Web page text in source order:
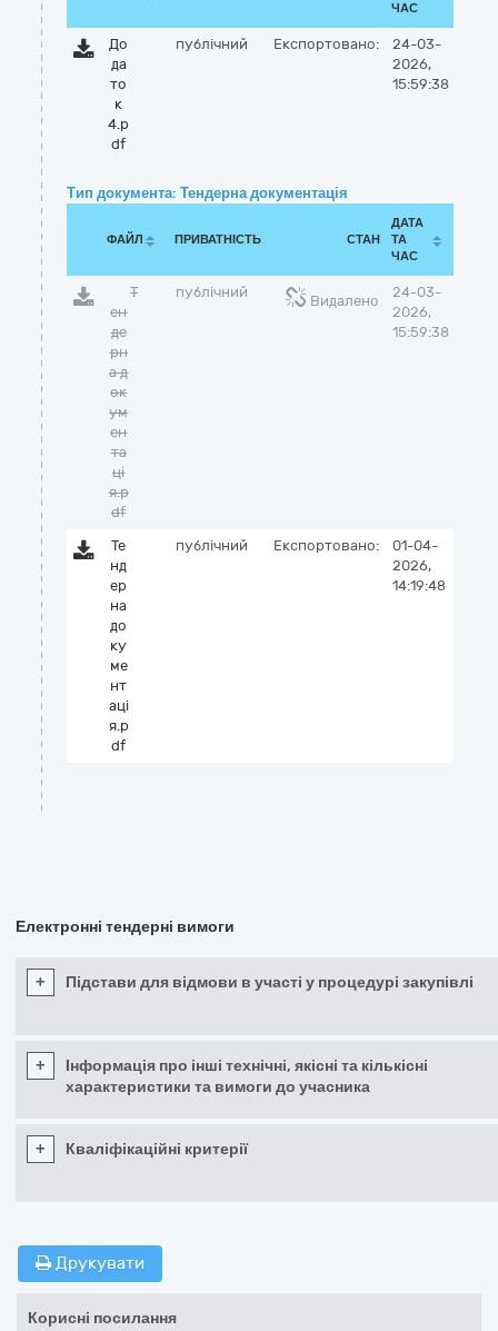
ЧАС
До
да
то
к
4.p
df
публічний Експортовано:
24-03-
2026,
15:59:38
Тип документа: Тендерна документація
ФАЙЛ ПРИВАТНІСТЬ СТАН
ДАТА
ТА
ЧАС
Т
ен
де
рн
а д
ок
ум
ен
та
ці
я.p
df
публічний
Видалено
24-03-
2026,
15:59:38
Те
нд
ер
на
до
ку
ме
нт
аці
я.p
df
публічний Експортовано:
01-04-
2026,
14:19:48
Електронні тендерні вимоги
+ Підстави для відмови в участі у процедурі закупівлі
+
Інформація про інші технічні, якісні та кількісні
характеристики та вимоги до учасника
+ Кваліфікаційні критерії
Друкувати
Корисні посилання